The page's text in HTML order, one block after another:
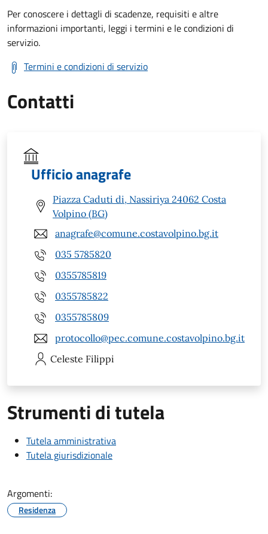
Per conoscere i dettagli di scadenze, requisiti e altre
informazioni importanti, leggi i termini e le condizioni di
servizio.
Termini e condizioni di servizio
Contatti
Ufficio anagrafe
Piazza Caduti di, Nassiriya 24062 Costa
Volpino (BG)
anagrafe@comune.costavolpino.bg.it
035 5785820
0355785819
0355785822
0355785809
protocollo@pec.comune.costavolpino.bg.it
Celeste Filippi
Strumenti di tutela
Tutela amministrativa
Tutela giurisdizionale
Argomenti:
Residenza